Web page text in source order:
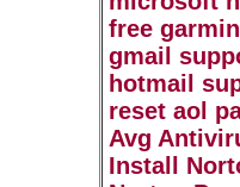
free
gmail
hotmail
reset aol
Avg
Install